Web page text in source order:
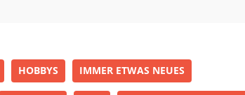
HOBBYS IMMER ETWAS NEUES